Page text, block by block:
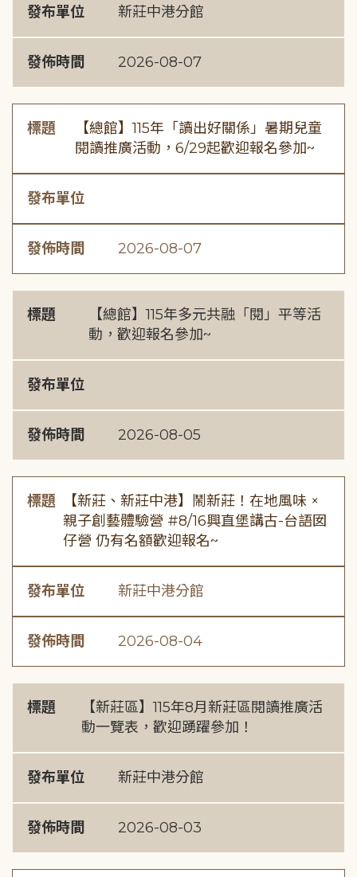
發布單位 新莊中港分館
發佈時間 2026-08-07
標題
【總館】115年「讀出好關係」暑期兒童
閱讀推廣活動，6/29起歡迎報名參加~
發布單位
發佈時間 2026-08-07
標題
【總館】115年多元共融「閱」平等活
動，歡迎報名參加~
發布單位
發佈時間 2026-08-05
標題
【新莊、新莊中港】鬧新莊！在地風味 ×
親子創藝體驗營 #8/16興直堡講古-台語囡
仔營 仍有名額歡迎報名~
發布單位 新莊中港分館
發佈時間 2026-08-04
標題
【新莊區】115年8月新莊區閱讀推廣活
動一覽表，歡迎踴躍參加！
發布單位 新莊中港分館
發佈時間 2026-08-03